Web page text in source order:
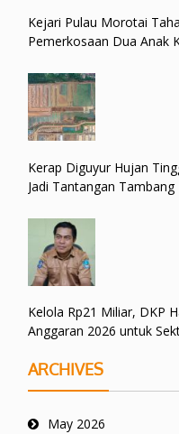
Kejari Pulau Morotai
Pemerkosaan Dua Anak
Kerap Diguyur Hujan
Jadi Tantangan
Kelola Rp21 Miliar, DKP
Anggaran 2026 untuk
ARCHIVES
May 2026